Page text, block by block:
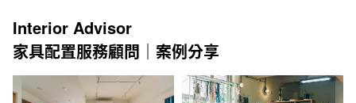
Interior Advisor
家具配置服務顧問｜案例分享